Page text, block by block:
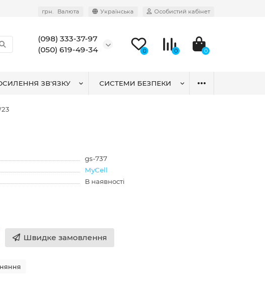
грн. Валюта Українська Особистий кабінет
(098) 333-37-97
(050) 619-49-34
0 0 0
ЗВ'ЯЗКУ СИСТЕМИ БЕЗПЕКИ
gs-737
MyCell
В наявності
Швидке замовлення